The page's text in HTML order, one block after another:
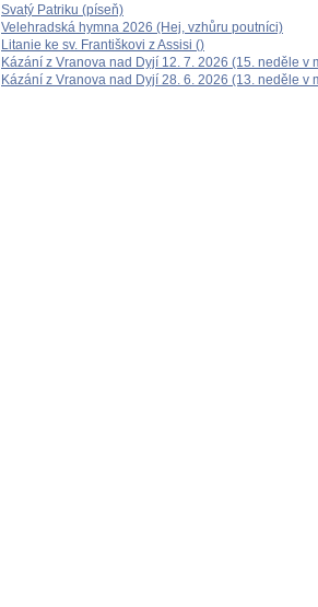
Svatý Patriku (píseň)
Velehradská hymna 2026 (Hej, vzhůru poutníci)
Litanie ke sv. Františkovi z Assisi ()
Kázání z Vranova nad Dyjí 12. 7. 2026 (15. neděle v
Kázání z Vranova nad Dyjí 28. 6. 2026 (13. neděle v